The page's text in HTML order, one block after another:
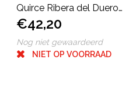
Quirce Ribera del Duero
M9
€42,20
Nog niet gewaardeerd
NIET OP VOORRAAD